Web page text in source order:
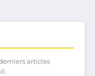
articles